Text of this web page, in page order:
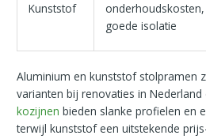
Kunststof
onderhoudskosten,
goede isolatie
Aluminium en kunststof stolpramen
varianten bij renovaties in
kozijnen bieden slanke profielen en
terwijl kunststof een uitstekende